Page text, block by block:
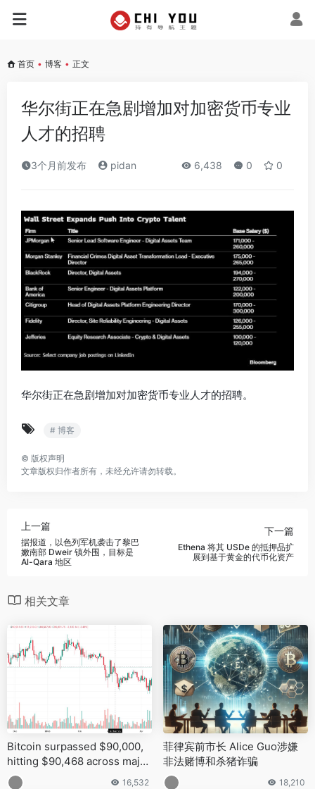
首页 • 博客 • 正文
华尔街正在急剧增加对加密货币专业
人才的招聘
3个月前发布 pidan 6,438 0 0
华尔街正在急剧增加对加密货币专业人才的招聘。
# 博客
© 版权声明
文章版权归作者所有，未经允许请勿转载。
上一篇
据报道，以色列军机袭击了黎巴
嫩南部 Dweir 镇外围，目标是
Al-Qara 地区
下一篇
Ethena 将其 USDe 的抵押品扩
展到基于黄金的代币化资产
相关文章
Bitcoin surpassed $90,000,
hitting $90,468 across major
exchanges
16,532
菲律宾前市长 Alice Guo涉嫌
非法赌博和杀猪诈骗
18,210